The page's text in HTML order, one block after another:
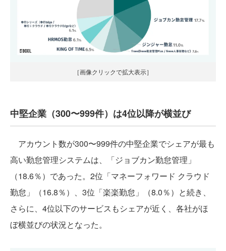
［画像クリックで拡大表示］
中堅企業（300〜999件）は4位以降が横並び
アカウント数が300〜999件の中堅企業でシェアが最も
高い勤怠管理システムは、「ジョブカン勤怠管理」
（18.6％）であった。2位「マネーフォワード クラウド
勤怠」（16.8％）、3位「楽楽勤怠」（8.0％）と続き、
さらに、4位以下のサービスもシェアが近く、各社がほ
ぼ横並びの状況となった。